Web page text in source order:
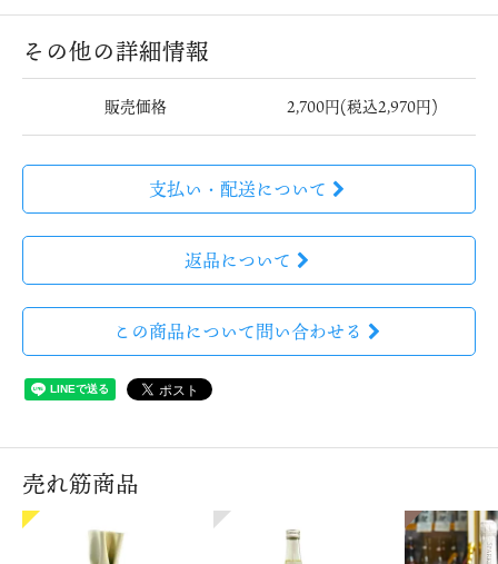
その他の詳細情報
販売価格 2,700円(税込2,970円)
支払い・配送について
返品について
この商品について問い合わせる
売れ筋商品